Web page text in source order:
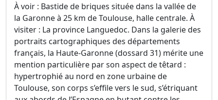
À voir : Bastide de briques située dans la vallée de
la Garonne à 25 km de Toulouse, halle centrale. À
visiter : La province Languedoc. Dans la galerie des
portraits cartographiques des départements
français, la Haute-Garonne (dossard 31) mérite une
mention particulière par son aspect de têtard :
hypertrophié au nord en zone urbaine de
Toulouse, son corps s’effile vers le sud, s’étriquant